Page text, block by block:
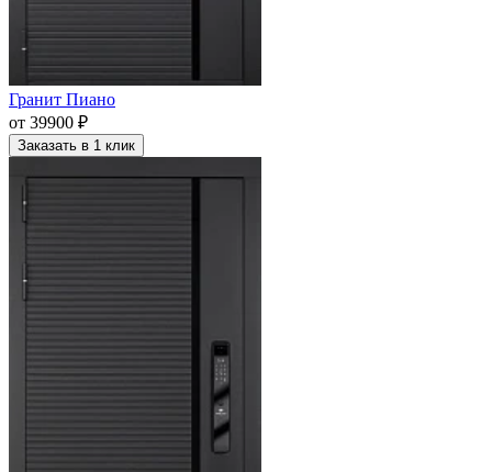
Гранит Пиано
от 39900 ₽
Заказать в 1 клик